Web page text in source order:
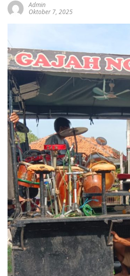
Admin
Oktober 7, 2025